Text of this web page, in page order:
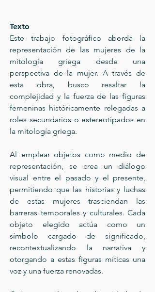
Texto
Este trabajo fotográfico aborda la
representación de las mujeres de la
mitología griega desde una
perspectiva de la mujer. A través de
esta obra, busco resaltar la
complejidad y la fuerza de las figuras
femeninas históricamente relegadas a
roles secundarios o estereotipados en
la mitología griega.
Al emplear objetos como medio de
representación, se crea un diálogo
visual entre el pasado y el presente,
permitiendo que las historias y luchas
de estas mujeres trasciendan las
barreras temporales y culturales. Cada
objeto elegido actúa como un
símbolo cargado de significado,
recontextualizando la narrativa y
otorgando a estas figuras míticas una
voz y una fuerza renovadas.